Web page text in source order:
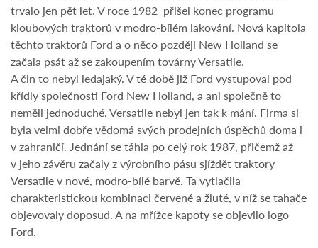
trvalo jen pět let. V roce 1982 přišel konec programu
kloubových traktorů v modro-bílém lakování. Nová kapitola
těchto traktorů Ford a o něco později New Holland se
začala psát až se zakoupením továrny Versatile.
A čin to nebyl ledajaký. V té době již Ford vystupoval pod
křídly společnosti Ford New Holland, a ani společně to
neměli jednoduché. Versatile nebyl jen tak k mání. Firma si
byla velmi dobře vědomá svých prodejních úspěchů doma i
v zahraničí. Jednání se táhla po celý rok 1987, přičemž až
v jeho závěru začaly z výrobního pásu sjíždět traktory
Versatile v nové, modro-bílé barvě. Ta vytlačila
charakteristickou kombinaci červené a žluté, v níž se tahače
objevovaly doposud. A na mřížce kapoty se objevilo logo
Ford.